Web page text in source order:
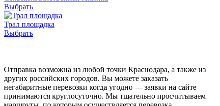
Выбрать
Трал площадка
Выбрать
Отправка возможна из любой точки Краснодара, а также из
других российских городов. Вы можете заказать
негабаритные перевозки когда угодно — заявки на сайте
принимаются круглосуточно. Мы тщательно просчитываем